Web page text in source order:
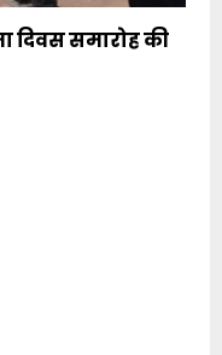
दिवस समारोह की